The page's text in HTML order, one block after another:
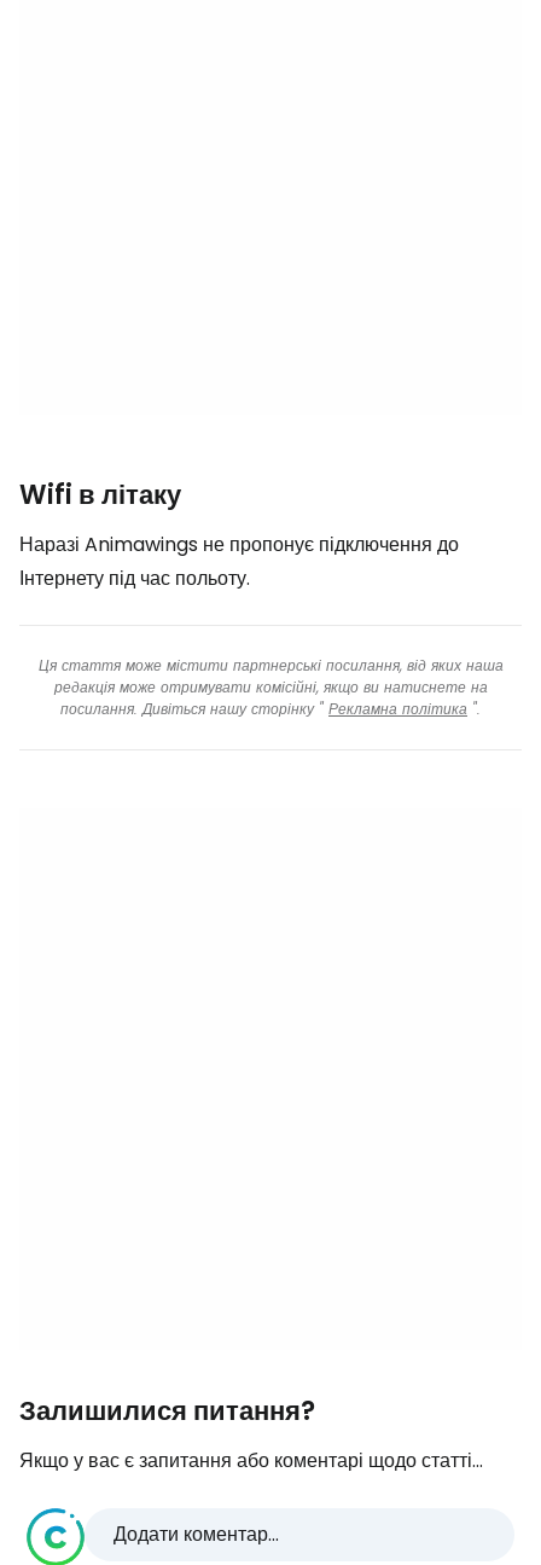
Wifi в літаку
Наразі Animawings не пропонує підключення до
Інтернету під час польоту.
Ця стаття може містити партнерські посилання, від яких наша
редакція може отримувати комісійні, якщо ви натиснете на
посилання. Дивіться нашу сторінку " Рекламна політика ".
Залишилися питання?
Якщо у вас є запитання або коментарі щодо статті...
Додати коментар...